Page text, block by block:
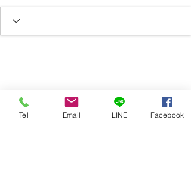
Tel Email LINE Facebook